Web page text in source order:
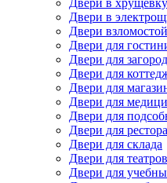
Двери в хрущевку
Двери в
Двери
Двери для
Двери для
Двери для
Двери для
Двери для
Двери для
Двери для
Двери для склада
Двери для театров
Двери для